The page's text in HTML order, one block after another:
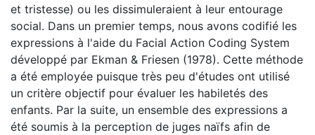
et tristesse) ou les dissimuleraient à leur entourage
social. Dans un premier temps, nous avons codifié les
expressions à l'aide du Facial Action Coding System
développé par Ekman & Friesen (1978). Cette méthode
a été employée puisque très peu d'études ont utilisé
un critère objectif pour évaluer les habiletés des
enfants. Par la suite, un ensemble des expressions a
été soumis à la perception de juges naïfs afin de